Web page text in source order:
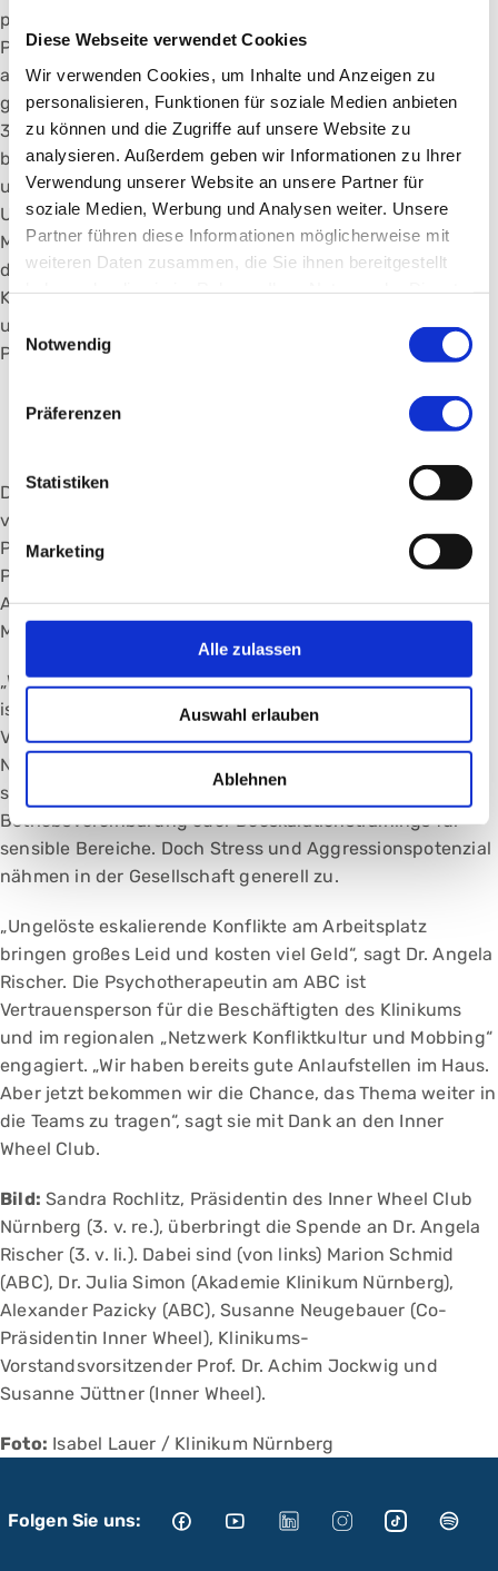
Diese Webseite verwendet Cookies
Wir verwenden Cookies, um Inhalte und Anzeigen zu
personalisieren, Funktionen für soziale Medien anbieten
zu können und die Zugriffe auf unsere Website zu
analysieren. Außerdem geben wir Informationen zu Ihrer
Verwendung unserer Website an unsere Partner für
soziale Medien, Werbung und Analysen weiter. Unsere
Partner führen diese Informationen möglicherweise mit
weiteren Daten zusammen, die Sie ihnen bereitgestellt
Einwilligungsauswahl
Notwendig
Präferenzen
Statistiken
Marketing
Alle zulassen
Auswahl erlauben
Ablehnen
profitieren“, freut sich ABC-Geschäftsführer Alexander
Pazicky. „Wir sind bundesweit eine der größten
ambulanten Onkologien, empfangen in unserem
gesamtem ABC auf dem Campus Nord pro Tag 200 bis
300 Patienten und mehr als 1000 Anrufe. In diesem
besonders emotionalen und sensiblen Bereich kommt es
unweigerlich zu Konflikten. Und der gesellschaftliche
Umgangston ist rauer geworden.“ Besonders
Mitarbeitende am Anfang ihres Berufslebens profitieren
davon, wenn Sie gleich zu Beginn im Umgang mit
Konflikten geschult werden. „Diskriminierung, Mobbing
und Rassismus haben am Klinikum keinen Platz“, betont
Pazicky.
Betriebsvereinbarung und
Die Spende soll auch die innerbetriebliche Konfliktkultur
voranbringen. Als zweite Gruppe werden sogenannte
Praxisanleiterinnen und -anleiter geschult. Diese
Pflegekräfte koordinieren in ihren Stationen und
Abteilungen die Aus- und Weiterbildung und sind damit
Multiplikatoren.
„Wir sind ausgesprochen dankbar für Ihr Engagement, es
ist gut investiertes Geld“, stellt Prof. Dr. Achim Jockwig,
Vorstandsvorsitzender des Klinikums, fest. Das Klinikum
Nürnberg unternehme bereits viel zur Vorbeugung von
sozialen Konflikten, ob mit einer eigenen
Betriebsvereinbarung oder Deeskalationstrainings für
sensible Bereiche. Doch Stress und Aggressionspotenzial
nähmen in der Gesellschaft generell zu.
„Ungelöste eskalierende Konflikte am Arbeitsplatz
bringen großes Leid und kosten viel Geld“, sagt Dr. Angela
Rischer. Die Psychotherapeutin am ABC ist
Vertrauensperson für die Beschäftigten des Klinikums
und im regionalen „Netzwerk Konfliktkultur und Mobbing“
engagiert. „Wir haben bereits gute Anlaufstellen im Haus.
Aber jetzt bekommen wir die Chance, das Thema weiter in
die Teams zu tragen“, sagt sie mit Dank an den Inner
Wheel Club.
Bild: Sandra Rochlitz, Präsidentin des Inner Wheel Club
Nürnberg (3. v. re.), überbringt die Spende an Dr. Angela
Rischer (3. v. li.). Dabei sind (von links) Marion Schmid
(ABC), Dr. Julia Simon (Akademie Klinikum Nürnberg),
Alexander Pazicky (ABC), Susanne Neugebauer (Co-
Präsidentin Inner Wheel), Klinikums-
Vorstandsvorsitzender Prof. Dr. Achim Jockwig und
Susanne Jüttner (Inner Wheel).
Foto: Isabel Lauer / Klinikum Nürnberg
Folgen Sie uns: